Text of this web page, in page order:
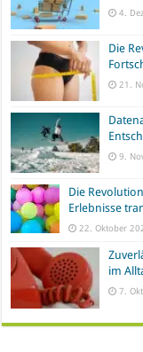
4.
Die
21.
9.
Die
Erlebnisse
22. Oktober
im
7.